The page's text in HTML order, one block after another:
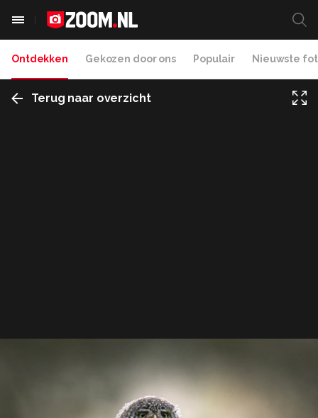
Ontdekken Gekozen door ons Populair Nieuwste
Terug naar overzicht